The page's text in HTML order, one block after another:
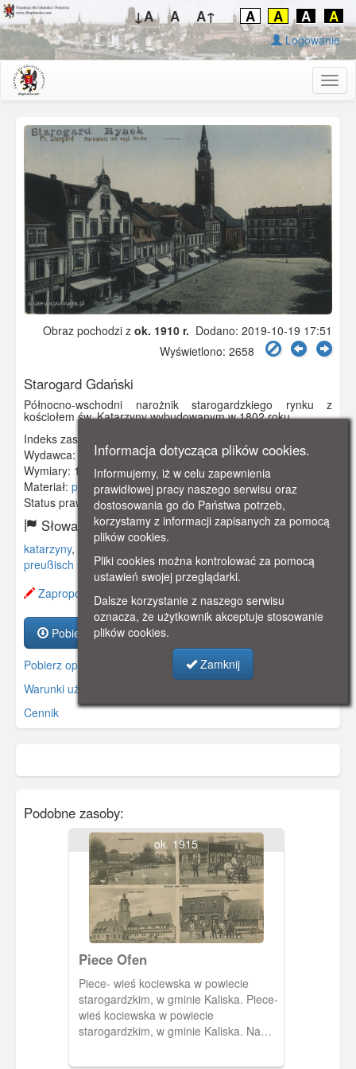
↓A A A↑ A A A A
Logowanie
Obraz pochodzi z ok. 1910 r. Dodano: 2019-10-19 17:51
Wyświetlono: 2658
Starogard Gdański
Północno-wschodni narożnik starogardzkiego rynku z
kościołem św. Katarzyny wybudowanym w 1802 roku.
Indeks zasobu:
Wydawca:
A. Jarkowski, Pr. Stargard
Wymiary: 134 x 83 mm
Materiał: pocztówka
Status prawny:Użycie Niekomercyjne
Słowa kluczowe:
katarzyny, kościół
preußisch stargard,kociewie,
Zaproponuj zmianę opisu.
Pobierz zasób
Pobierz opis
Warunki używania zasobów.
Cennik
Podobne zasoby:
ok. 1915
Piece Ofen
Piece- wieś kociewska w powiecie
starogardzkim, w gminie Kaliska. Piece-
wieś kociewska w powiecie
starogardzkim, w gminie Kaliska. Na
Informacja dotycząca plików cookies.
Informujemy, iż w celu zapewnienia
prawidłowej pracy naszego serwisu oraz
dostosowania go do Państwa potrzeb,
korzystamy z informacji zapisanych za pomocą
plików cookies.
Pliki cookies można kontrolować za pomocą
ustawień swojej przeglądarki.
Dalsze korzystanie z naszego serwisu
oznacza, że użytkownik akceptuje stosowanie
plików cookies.
Zamknij